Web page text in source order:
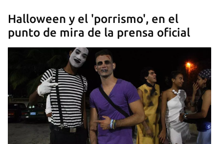
Halloween y el 'porrismo', en el
punto de mira de la prensa oficial